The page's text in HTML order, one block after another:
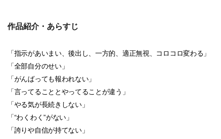
作品紹介・あらすじ
「指示があいまい、後出し、一方的、適正無視、コロコロ変わる」
「全部自分のせい」
「がんばっても報われない」
「言ってることとやってることが違う」
「やる気が長続きしない」
「“わくわく”がない」
「誇りや自信が持てない」